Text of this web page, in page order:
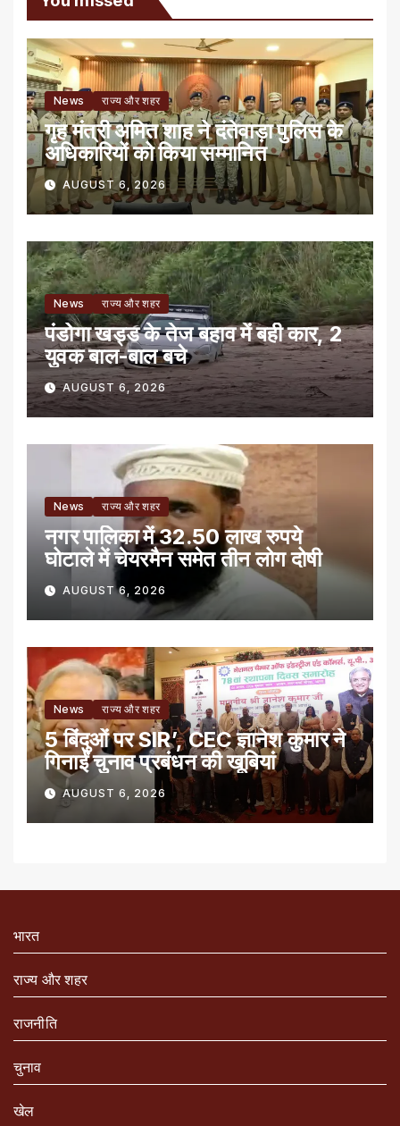
News राज्य और शहर
गृह मंत्री अमित शाह ने दंतेवाड़ा पुलिस के
अधिकारियों को किया सम्मानित
AUGUST 6, 2026
News राज्य और शहर
पंडोगा खड्ड के तेज बहाव में बही कार, 2
युवक बाल-बाल बचे
AUGUST 6, 2026
News राज्य और शहर
नगर पालिका में 32.50 लाख रुपये
घोटाले में चेयरमैन समेत तीन लोग दोषी
AUGUST 6, 2026
News राज्य और शहर
5 बिंदुओं पर SIR’, CEC ज्ञानेश कुमार ने
गिनाईं चुनाव प्रबंधन की खूबियां
AUGUST 6, 2026
भारत
राज्य और शहर
राजनीति
चुनाव
खेल